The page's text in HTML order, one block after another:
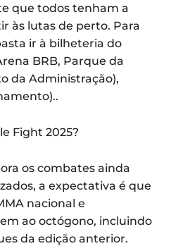
que todos tenham a
às lutas de perto. Para
ir à bilheteria do
BRB, Parque da
da Administração),
Fight 2025?
os combates ainda
a expectativa é que
nacional e
ao octógono, incluindo
da edição anterior.